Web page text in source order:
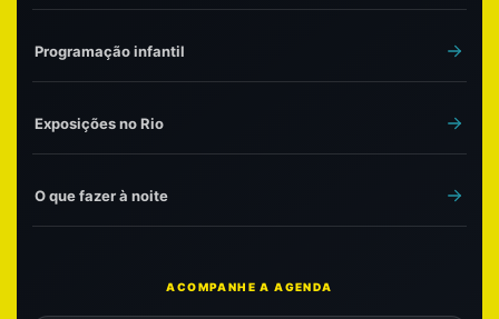
Programação infantil
Exposições no Rio
O que fazer à noite
ACOMPANHE A AGENDA